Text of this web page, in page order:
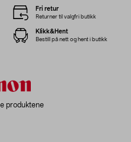
produktene
Fri retur
Returner til valgfri butikk
Klikk&Hent
Bestill på nett og hent i butikk